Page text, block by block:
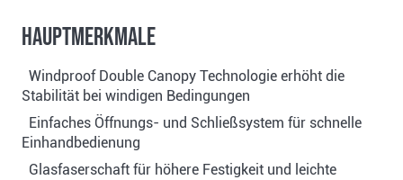
Hauptmerkmale
Windproof Double Canopy Technologie erhöht die
Stabilität bei windigen Bedingungen
Einfaches Öffnungs- und Schließsystem für schnelle
Einhandbedienung
Glasfaserschaft für höhere Festigkeit und leichte